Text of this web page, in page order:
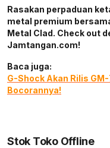
Rasakan perpaduan
metal premium
Metal Clad. Check out
Jamtangan.com!
Baca juga:
G-Shock Akan Rilis
Bocorannya!
Stok Toko Offline